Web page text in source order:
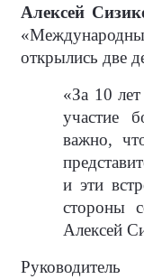
Алексей
открылись две
«За 10
участие
важно,
и эти
стороны
Алексей